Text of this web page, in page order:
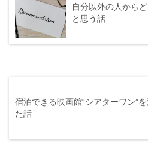
自分以外の人から
と思う話
宿泊できる映画館“シアターワン”
た話